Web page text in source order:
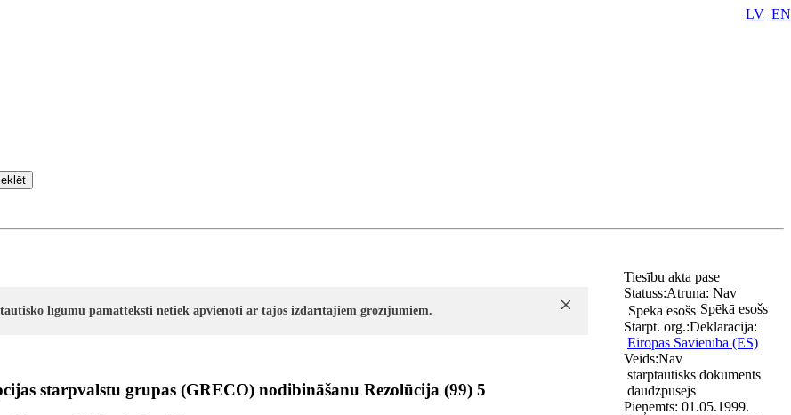
LV EN
līgumu pamatteksti netiek apvienoti ar tajos izdarītajiem grozījumiem.
starpvalstu grupas (GRECO) nodibināšanu Rezolūcija (99) 5
Tiesību akta pase
Statuss:
Spēkā esošs Spēkā esošs
Starpt. org.:
Eiropas Savienība (ES)
Veids:
starptautisks dokuments
daudzpusējs
Pieņemts: 01.05.1999.
Atruna: Nav
Deklarācija:
Nav